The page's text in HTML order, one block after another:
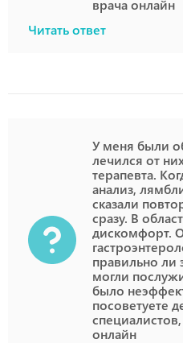
врача онлайн
Читать ответ
У меня были
лечился от
терапевта.
анализ,
сказали
сразу. В
дискомфорт.
правильно ли
могли
было
посоветуете
онлайн